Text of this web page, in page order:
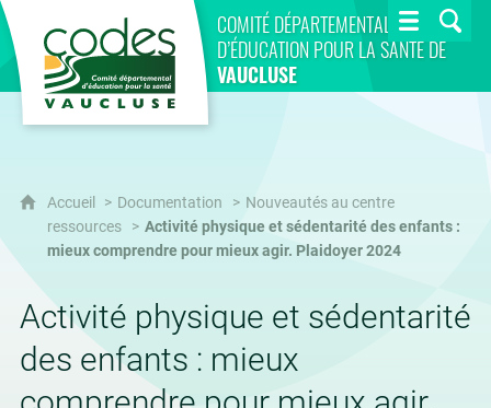
COMITÉ DÉPARTEMENTAL
D’ÉDUCATION POUR LA SANTÉ DE
VAUCLUSE
CoDES 84
Accueil Documentation
Nouveautés au centre
ressources
Activité physique et sédentarité des enfants :
mieux comprendre pour mieux agir. Plaidoyer 2024
Activité physique et sédentarité
des enfants : mieux